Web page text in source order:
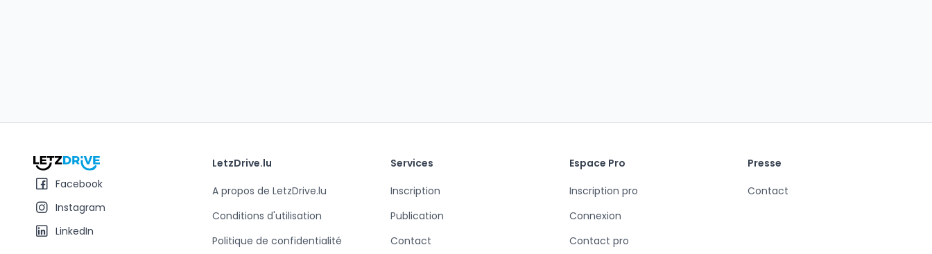
Facebook
Instagram
LinkedIn
LetzDrive.lu
A propos de LetzDrive.lu
Conditions d'utilisation
Politique de confidentialité
Services
Inscription
Publication
Contact
Espace Pro
Inscription pro
Connexion
Contact pro
Presse
Contact